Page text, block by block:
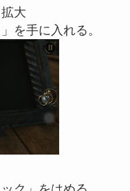
大
を手に入れる。